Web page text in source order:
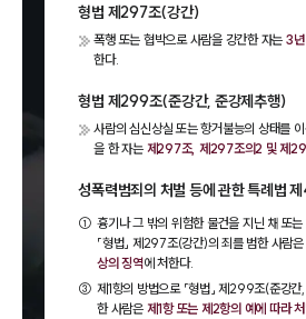
형법 제297조(강간)
폭행 또는 협박으로 사람을 강간한 자는 3년
한다.
형법 제299조(준강간, 준강제추행)
사람의 심신상실 또는 항거불능의 상태를
을 한 자는 제297조, 제297조의2 및 제
성폭력범죄의 처벌 등에 관한 특례법
① 흉기나 그 밖의 위험한 물건을 지닌 채 또
「형법」 제297조(강간)의 죄를 범한 사람은
상의 징역에 처한다.
③ 제1항의 방법으로 「형법」 제299조(준강
한 사람은 제1항 또는 제2항의 예에 따라